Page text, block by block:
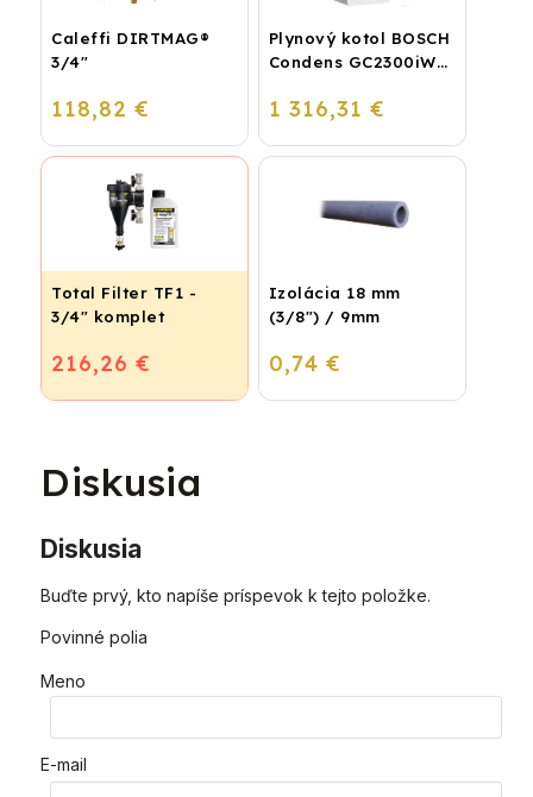
Caleffi DIRTMAG®
3/4"
118,82 €
Plynový kotol BOSCH
Condens GC2300iW
kondenzačný
1 316,31 €
Total Filter TF1 -
3/4" komplet
216,26 €
Izolácia 18 mm
(3/8") / 9mm
0,74 €
Diskusia
Diskusia
Buďte prvý, kto napíše príspevok k tejto položke.
Povinné polia
Meno
E-mail